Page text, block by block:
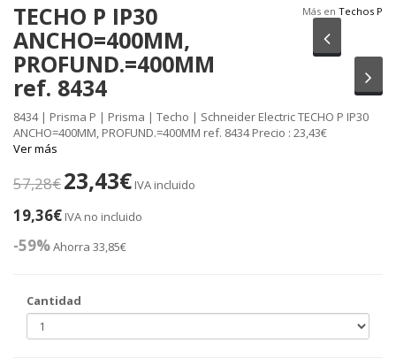
Más en Techos P
Anterior
TECHO P IP30
ANCHO=400MM,
PROFUND.=400MM
ref. 8434
8434 | Prisma P | Prisma | Techo | Schneider Electric TECHO P IP30
ANCHO=400MM, PROFUND.=400MM ref. 8434 Precio : 23,43€
Ver más
57,28€23,43€ IVA incluido
19,36€ IVA no incluido
-59%Ahorra 33,85€
Cantidad